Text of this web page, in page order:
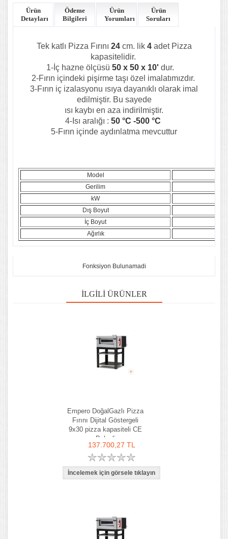
Ürün
Detayları
Ödeme
Bilgileri
Ürün
Yorumları
Ürün
Soruları
Tek katlı Pizza Fırını 24cm. lik 4 adet Pizza
kapasitelidir.
1-İç hazne ölçüsü 50 x 50 x 10' dur.
2-Fırın içindeki pişirme taşı özel imalatımızdır.
3-Fırın iç izalasyonu ısıya dayanıklı olarak imal
edilmiştir. Bu sayede
ısı kaybı en aza indirilmiştir.
4-Isı aralığı : 50 °C -500 °C
5-Fırın içinde aydınlatma mevcuttur
Model
Gerilim
kW
Dış Boyut
İç Boyut
Ağırlık
Fonksiyon Bulunamadi
İLGILI ÜRÜNLER
Empero DoğalGazlı Pizza
Fırını Dijital Göstergeli
9x30 pizza kapasiteli CE
Belgeli
137.700,27 TL